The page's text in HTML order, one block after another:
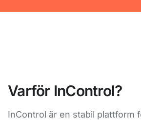
Varför InControl?
InControl är en stabil plattform